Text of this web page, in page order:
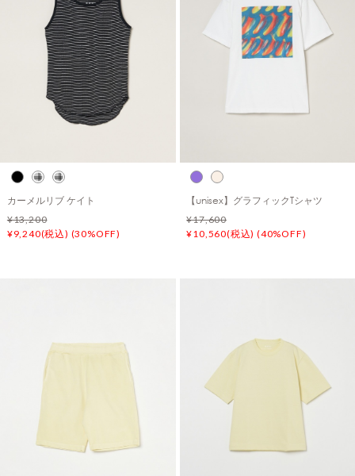
カーメルリブ ケイト
¥13,200
¥9,240(税込) (30%OFF)
【unisex】グラフィックTシャツ
¥17,600
¥10,560(税込) (40%OFF)